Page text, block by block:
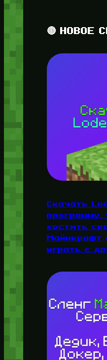
🔴 НОВОЕ
Скачать
программу,
хостить
Майнкрафт
играть с